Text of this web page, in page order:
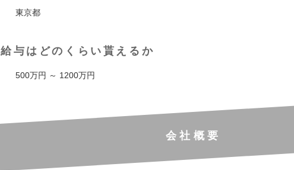
東京都
給与はどのくらい貰えるか
500万円 ～ 1200万円
会社概要